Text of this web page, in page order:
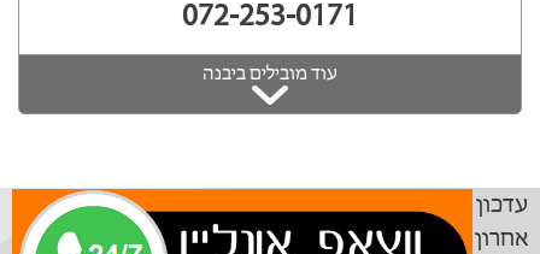
072-253-0171
עוד מובילים ביבנה
עדכון
אחרון